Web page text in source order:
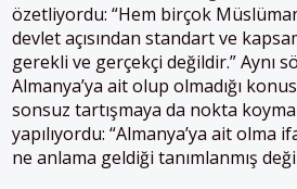
özetliyordu: “Hem birçok
devlet açısından standart ve
gerekli ve gerçekçi değildir.” Aynı
Almanya’ya ait olup olmadığı
sonsuz tartışmaya da nokta
yapılıyordu: “Almanya’ya ait
ne anlama geldiği tanımlanmış